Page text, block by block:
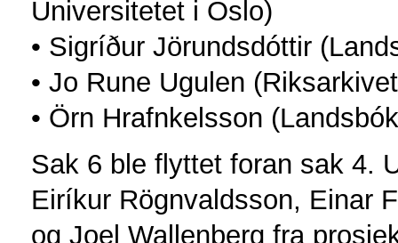
Universitetet i Oslo)
• Sigríður Jörundsdóttir
• Jo Rune Ugulen
• Örn Hrafnkelsson
Sak 6 ble flyttet foran sak 4.
Eiríkur Rögnvaldsson, Einar
og Joel Wallenberg fra